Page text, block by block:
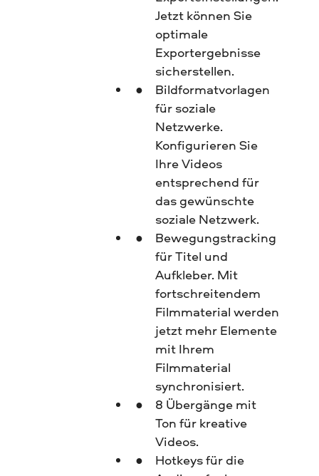
Jetzt können Sie
optimale
Exportergebnisse
sicherstellen.
Bildformatvorlagen
für soziale
Netzwerke.
Konfigurieren Sie
Ihre Videos
entsprechend für
das gewünschte
soziale Netzwerk.
Bewegungstracking
für Titel und
Aufkleber. Mit
fortschreitendem
Filmmaterial werden
jetzt mehr Elemente
mit Ihrem
Filmmaterial
synchronisiert.
8 Übergänge mit
Ton für kreative
Videos.
Hotkeys für die